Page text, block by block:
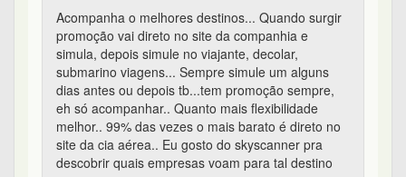
Acompanha o melhores destinos... Quando surgir
promoção vai direto no site da companhia e
simula, depois simule no viajante, decolar,
submarino viagens... Sempre simule um alguns
dias antes ou depois tb...tem promoção sempre,
eh só acompanhar.. Quanto mais flexibilidade
melhor.. 99% das vezes o mais barato é direto no
site da cia aérea.. Eu gosto do skyscanner pra
descobrir quais empresas voam para tal destino